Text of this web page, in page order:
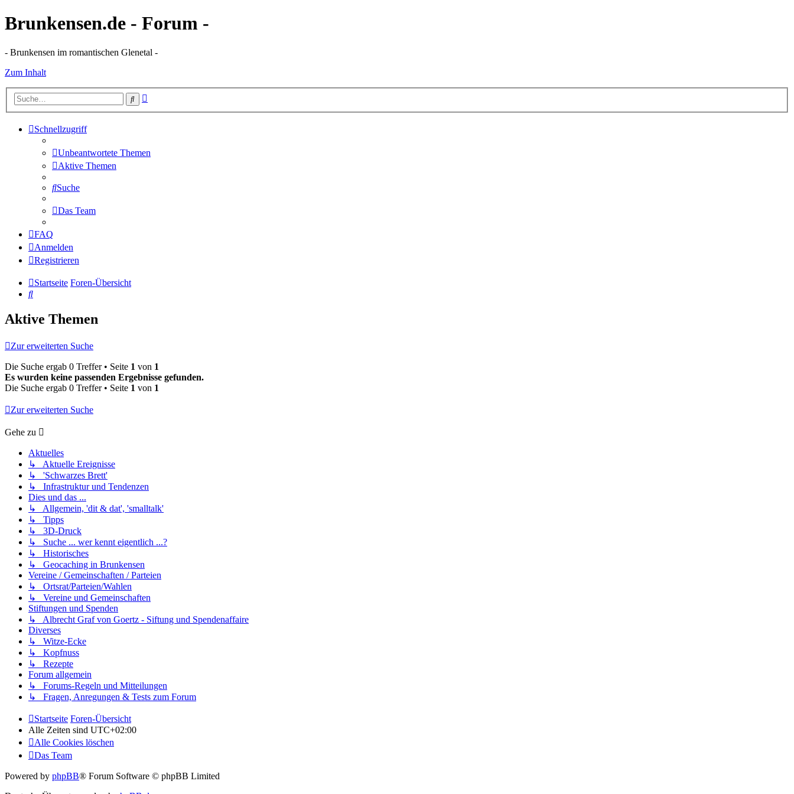
Brunkensen.de - Forum -
- Brunkensen im romantischen Glenetal -
Zum Inhalt
Suche
Schnellzugriff
Unbeantwortete Themen
Aktive Themen
Suche
Das Team
FAQ
Anmelden
Registrieren
Startseite Foren-Übersicht
Suche
Aktive Themen
Zur erweiterten Suche
Die Suche ergab 0 Treffer • Seite 1 von 1
Es wurden keine passenden Ergebnisse gefunden.
Die Suche ergab 0 Treffer • Seite 1 von 1
Zur erweiterten Suche
Gehe zu
Aktuelles
↳ Aktuelle Ereignisse
↳ 'Schwarzes Brett'
↳ Infrastruktur und Tendenzen
Dies und das ...
↳ Allgemein, 'dit & dat', 'smalltalk'
↳ Tipps
↳ 3D-Druck
↳ Suche ... wer kennt eigentlich ...?
↳ Historisches
↳ Geocaching in Brunkensen
Vereine / Gemeinschaften / Parteien
↳ Ortsrat/Parteien/Wahlen
↳ Vereine und Gemeinschaften
Stiftungen und Spenden
↳ Albrecht Graf von Goertz - Siftung und Spendenaffaire
Diverses
↳ Witze-Ecke
↳ Kopfnuss
↳ Rezepte
Forum allgemein
↳ Forums-Regeln und Mitteilungen
↳ Fragen, Anregungen & Tests zum Forum
Startseite Foren-Übersicht
Alle Zeiten sind UTC+02:00
Alle Cookies löschen
Das Team
Powered by phpBB® Forum Software © phpBB Limited